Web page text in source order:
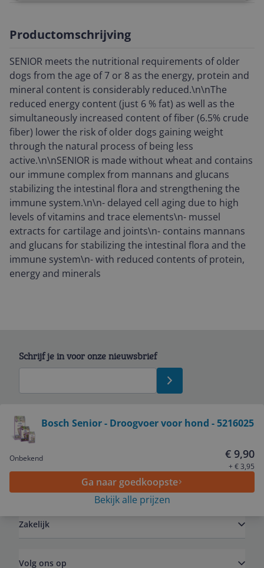
Productomschrijving
SENIOR meets the nutritional requirements of older
dogs from the age of 7 or 8 as the energy, protein and
mineral content is considerably reduced.\n\nThe
reduced energy content (just 6 % fat) as well as the
simultaneously increased content of fiber (6.5% crude
fiber) lower the risk of older dogs gaining weight
through the natural process of being less
active.\n\nSENIOR is made without wheat and contains
our immune complex from mannans and glucans
stabilizing the intestinal flora and strengthening the
immune system.\n\n- delayed cell aging due to high
levels of vitamins and trace elements\n- mussel
extracts for cartilage and joints\n- contains mannans
and glucans for stabilizing the intestinal flora and the
immune system\n- with reduced contents of protein,
energy and minerals
Bosch Senior - Droogvoer voor hond - 5216025
Onbekend € 9,90
+ € 3,95
Ga naar goedkoopste
Bekijk alle prijzen
Schrijf je in voor onze nieuwsbrief
Service
Zakelijk
Volg ons op